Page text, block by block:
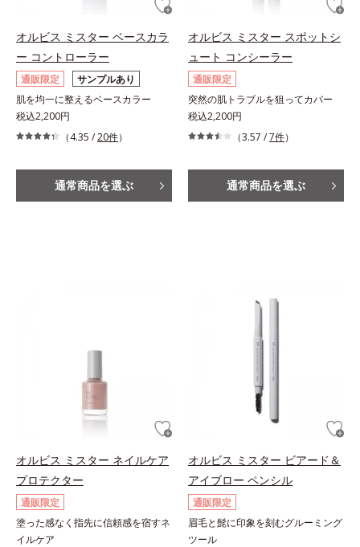
オルビス ミスター ベースカラ
ー コントローラー
通販限定
サンプルあり
肌を均一に整えるベースカラー
税込2,200円
（4.35 /20件）
通常商品を選ぶ
オルビス ミスター スポットシ
ュート コンシーラー
通販限定
突然の肌トラブルを狙ってカバー
税込2,200円
（3.57 /7件）
通常商品を選ぶ
オルビス ミスター ネイルケア
プロテクター
通販限定
塗った感なく指先に信頼感を宿すネ
イルケア
オルビス ミスター ビアード＆
アイブロー ペンシル
通販限定
眉毛と髭に印象を刻むグルーミング
ツール